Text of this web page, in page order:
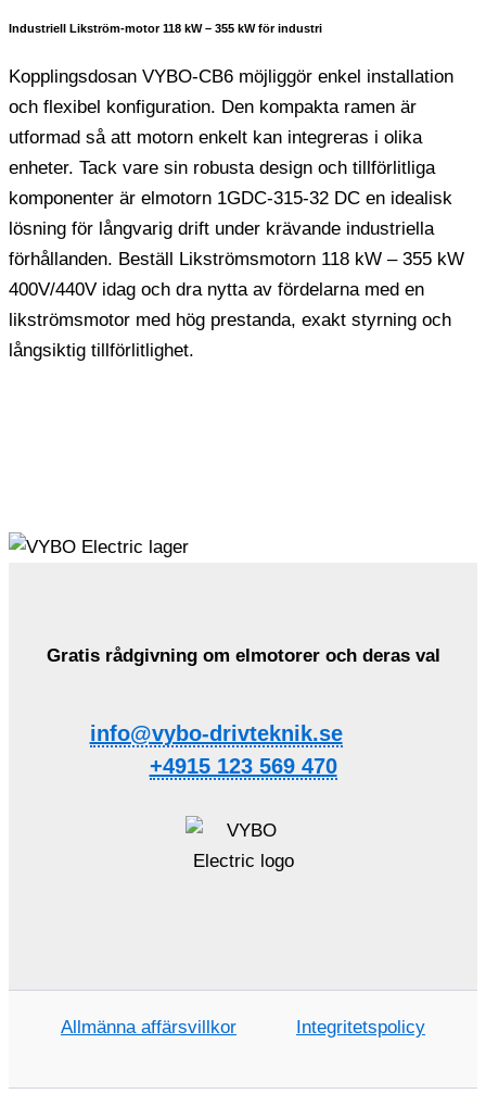
Industriell Likström-motor 118 kW – 355 kW för industri
Kopplingsdosan VYBO-CB6 möjliggör enkel installation
och flexibel konfiguration. Den kompakta ramen är
utformad så att motorn enkelt kan integreras i olika
enheter. Tack vare sin robusta design och tillförlitliga
komponenter är elmotorn 1GDC-315-32 DC en idealisk
lösning för långvarig drift under krävande industriella
förhållanden. Beställ Likströmsmotorn 118 kW – 355 kW
400V/440V idag och dra nytta av fördelarna med en
likströmsmotor med hög prestanda, exakt styrning och
långsiktig tillförlitlighet.
Gratis rådgivning om elmotorer och deras val
info@vybo-drivteknik.se
+4915 123 569 470
Allmänna affärsvillkor Integritetspolicy